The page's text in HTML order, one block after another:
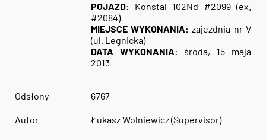
POJAZD: Konstal 102Nd #2099 (ex.
#2084)
MIEJSCE WYKONANIA: zajezdnia nr V
(ul. Legnicka)
DATA WYKONANIA: środa, 15 maja
2013
Odsłony 6767
Autor Łukasz Wolniewicz (Supervisor)